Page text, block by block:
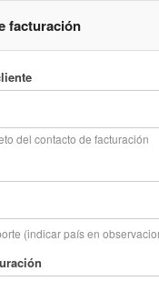
facturación
del contacto de facturación
(indicar país en